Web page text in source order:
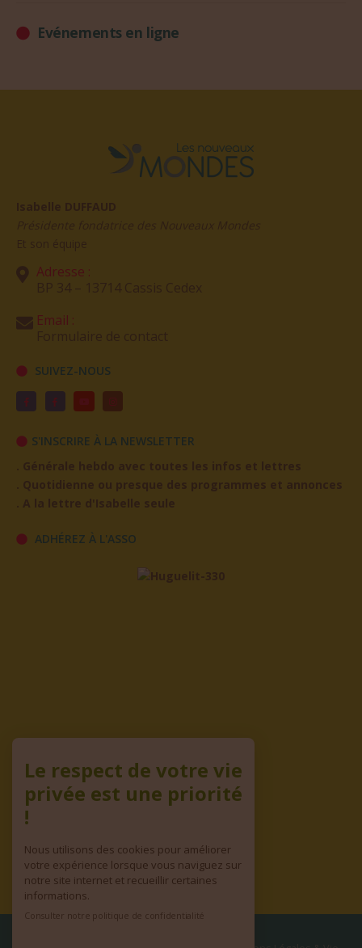
Evénements en ligne
Adresse :
Email :
SUIVEZ-NOUS
S'INSCRIRE À LA NEWSLETTER
ADHÉREZ À L'ASSO
Le respect de votre vie
privée est une priorité
!
Nous utilisons des cookies pour améliorer
votre expérience lorsque vous naviguez sur
notre site internet et recueillir certaines
informations.
Consulter notre politique de confidentialité